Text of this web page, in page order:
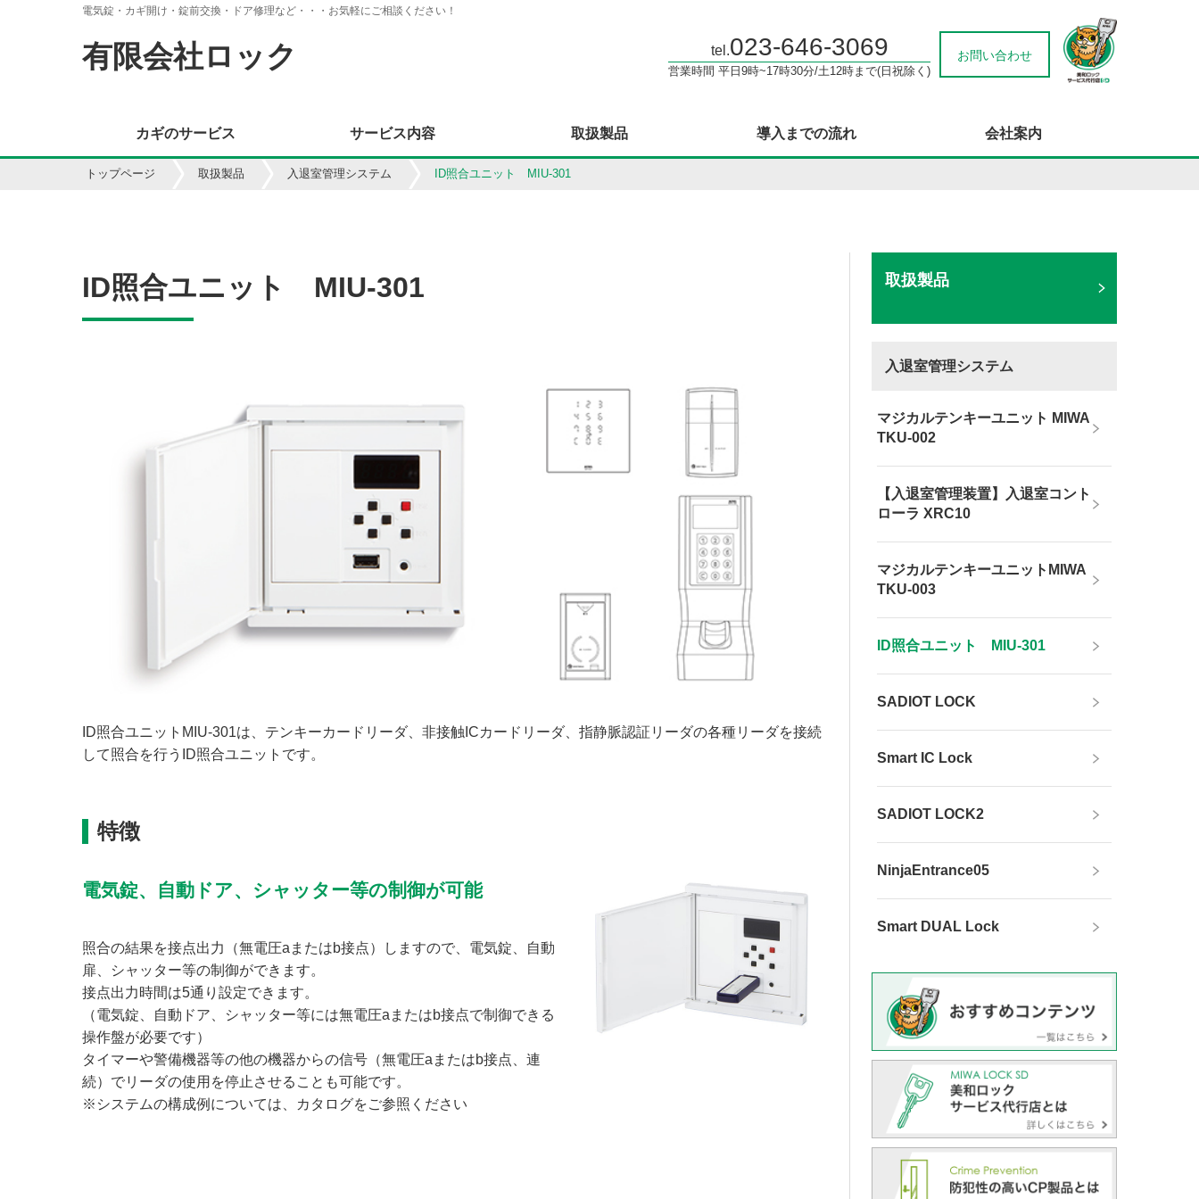
電気錠・カギ開け・錠前交換・ドア修理など・・・お気軽にご相談ください！
有限会社ロック tel.023-646-3069
営業時間 平日9時~17時30分/土12時まで(日祝除く)
お問い合わせ
カギのサービス サービス内容 取扱製品 導入までの流れ 会社案内
トップページ 取扱製品 入退室管理システム ID照合ユニット MIU-301
ID照合ユニット MIU-301
ID照合ユニットMIU-301は、テンキーカードリーダ、非接触ICカードリーダ、指静脈認証リーダの各種リーダを接続
して照合を行うID照合ユニットです。
特徴
電気錠、自動ドア、シャッター等の制御が可能
照合の結果を接点出力（無電圧aまたはb接点）しますので、電気錠、自動
扉、シャッター等の制御ができます。
接点出力時間は5通り設定できます。
（電気錠、自動ドア、シャッター等には無電圧aまたはb接点で制御できる
操作盤が必要です）
タイマーや警備機器等の他の機器からの信号（無電圧aまたはb接点、連
続）でリーダの使用を停止させることも可能です。
※システムの構成例については、カタログをご参照ください
取扱製品
入退室管理システム
マジカルテンキーユニット MIWA
TKU-002
【入退室管理装置】入退室コント
ローラ XRC10
マジカルテンキーユニットMIWA
TKU-003
ID照合ユニット MIU-301
SADIOT LOCK
Smart IC Lock
SADIOT LOCK2
NinjaEntrance05
Smart DUAL Lock